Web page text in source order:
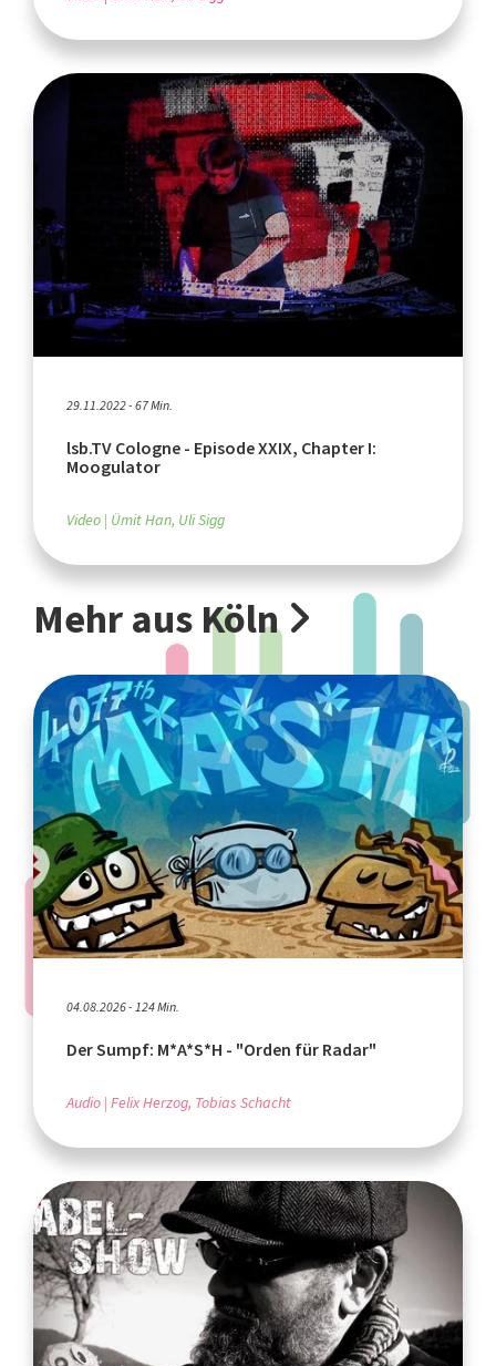
29.11.2022 - 67 Min.
lsb.TV Cologne - Episode XXIX, Chapter I:
Moogulator
Video Ümit Han, Uli Sigg
Mehr aus Köln
04.08.2026 - 124 Min.
Der Sumpf: M*A*S*H - "Orden für Radar"
Audio Felix Herzog, Tobias Schacht